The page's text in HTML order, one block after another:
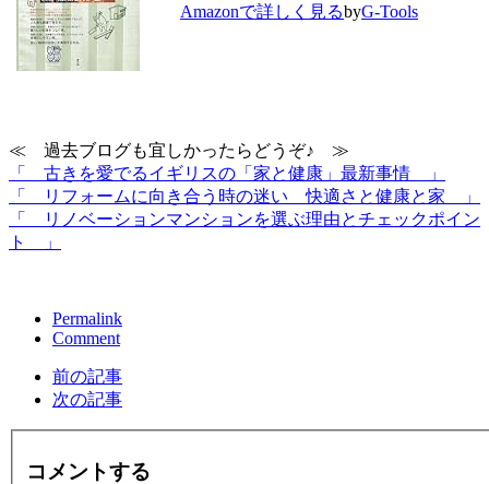
Amazonで詳しく見るbyG-Tools
≪ 過去ブログも宜しかったらどうぞ♪ ≫
「 古きを愛でるイギリスの「家と健康」最新事情 」
「 リフォームに向き合う時の迷い＿快適さと健康と家 」
「 リノベーションマンションを選ぶ理由とチェックポイン
ト 」
Permalink
Comment
前の記事
次の記事
コメントする